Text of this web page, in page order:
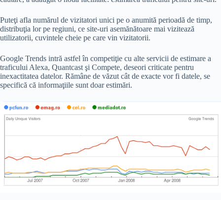
Puteţi afla numărul de vizitatori unici pe o anumită perioadă de timp,
distribuţia lor pe regiuni, ce site-uri asemănătoare mai vizitează
utilizatorii, cuvintele cheie pe care vin vizitatorii.
Google Trends intră astfel în competiţie cu alte servicii de estimare a
traficului Alexa, Quantcast şi Compete, deseori criticate pentru
inexactitatea datelor. Rămâne de văzut cât de exacte vor fi datele, se
specifică că informaţiile sunt doar estimări.